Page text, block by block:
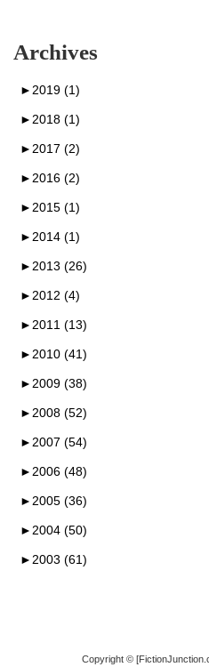
Archives
► 2019 (1)
► 2018 (1)
► 2017 (2)
► 2016 (2)
► 2015 (1)
► 2014 (1)
► 2013 (26)
► 2012 (4)
► 2011 (13)
► 2010 (41)
► 2009 (38)
► 2008 (52)
► 2007 (54)
► 2006 (48)
► 2005 (36)
► 2004 (50)
► 2003 (61)
Copyright ©